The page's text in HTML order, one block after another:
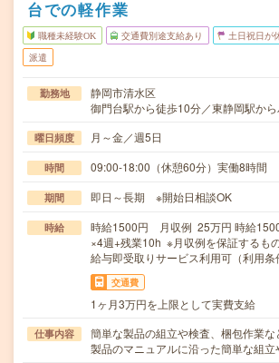
台での軽作業
職種未経験OK 交通費別途支給あり 土日祝日が
派遣
勤務地
静岡市清水区
御門台駅から徒歩10分／東静岡駅か
曜日頻度 月～金／週5日
時間 09:00-18:00（休憩60分）実働8時間
期間 即日～長期 ※開始日相談OK
時給
時給1500円 月収例 25万円 時給
×4週+残業10h ※月収例を保証するも
給与即受取りサービス利用可（利用条
交通費
1ヶ月3万円を上限として実費支給
仕事内容
簡単な製品の組立や検査、梱包作業な
製品のマニュアルに沿った簡単な組